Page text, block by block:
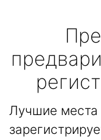
Лучшие места